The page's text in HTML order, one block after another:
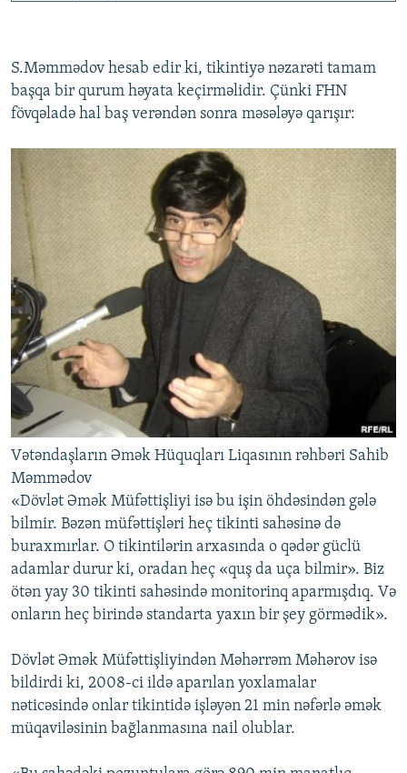
S.Məmmədov hesab edir ki, tikintiyə nəzarəti tamam
başqa bir qurum həyata keçirməlidir. Çünki FHN
fövqəladə hal baş verəndən sonra məsələyə qarışır:
Vətəndaşların Əmək Hüquqları Liqasının rəhbəri Sahib
Məmmədov
«Dövlət Əmək Müfəttişliyi isə bu işin öhdəsindən gələ
bilmir. Bəzən müfəttişləri heç tikinti sahəsinə də
buraxmırlar. O tikintilərin arxasında o qədər güclü
adamlar durur ki, oradan heç «quş da uça bilmir». Biz
ötən yay 30 tikinti sahəsində monitorinq aparmışdıq. Və
onların heç birində standarta yaxın bir şey görmədik».
Dövlət Əmək Müfəttişliyindən Məhərrəm Məhərov isə
bildirdi ki, 2008-ci ildə aparılan yoxlamalar
nəticəsində onlar tikintidə işləyən 21 min nəfərlə əmək
müqaviləsinin bağlanmasına nail olublar.